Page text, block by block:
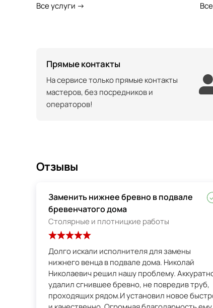
Все услуги ->
Прямые контакты
На сервисе только прямые контакты
мастеров, без посредников и
операторов!
Отзывы
Заменить нижнее бревно в подвале
бревенчатого дома
Столярные и плотницкие работы
Долго искали исполнителя для замены
нижнего венца в подвале дома. Николай
Николаевич решил нашу проблему.
удалил сгнившее бревно, не повредив труб,
проходящих рядом.И установил новое